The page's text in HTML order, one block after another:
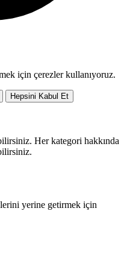
için çerezler kullanıyoruz.
Hepsini Kabul Et
Her kategori hakkında
yerine getirmek için